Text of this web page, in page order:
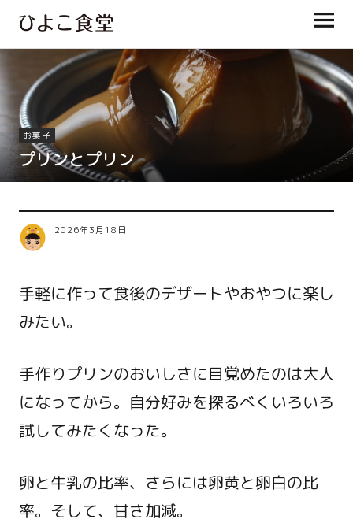
ひよこ食堂
お菓子
プリンとプリン
2026年3月18日
手軽に作って食後のデザートやおやつに楽し
みたい。
手作りプリンのおいしさに目覚めたのは大人
になってから。自分好みを探るべくいろいろ
試してみたくなった。
卵と牛乳の比率、さらには卵黄と卵白の比
率。そして、甘さ加減。